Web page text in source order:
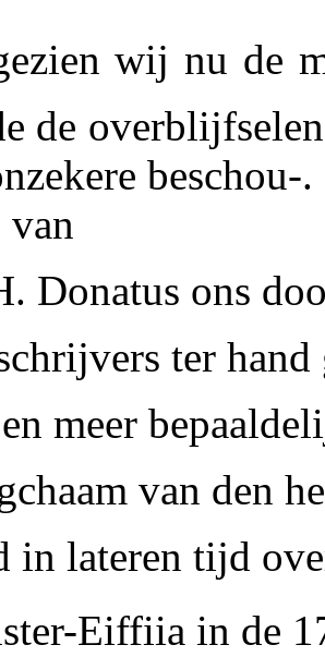
wij nu de
de
beschou-
van
Donatus ons
ter hand
meer
van den
in lateren tijd
Eiffiia in de